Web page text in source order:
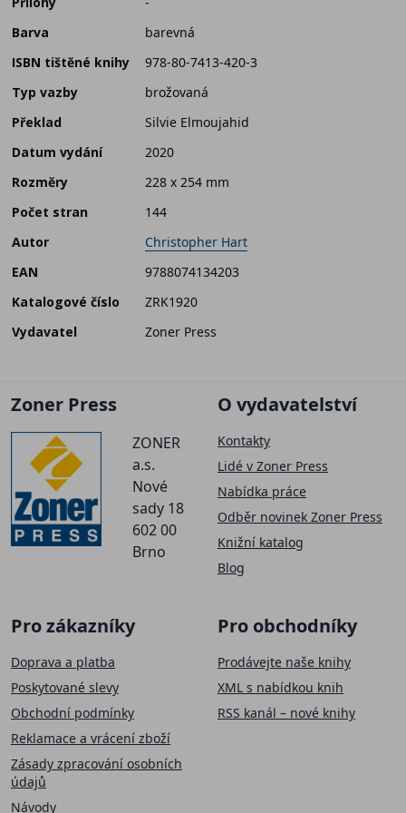
Barva
barevná
ISBN tištěné knihy
978-80-7413-420-3
Typ vazby
brožovaná
Překlad
Silvie Elmoujahid
Datum vydání
2020
Rozměry
228 x 254 mm
Počet stran
144
Autor
Christopher Hart
EAN
9788074134203
Katalogové číslo
ZRK1920
Vydavatel
Zoner Press
Zoner Press
ZONER
a.s.
Nové
sady 18
602 00
Brno
O vydavatelství
Kontakty
Lidé v Zoner Press
Nabídka práce
Odběr novinek Zoner Press
Knižní katalog
Blog
Pro zákazníky
Doprava a platba
Poskytované slevy
Obchodní podmínky
Reklamace a vrácení zboží
Zásady zpracování osobních
údajů
Návody
Pro obchodníky
Prodávejte naše knihy
XML s nabídkou knih
RSS kanál – nové knihy